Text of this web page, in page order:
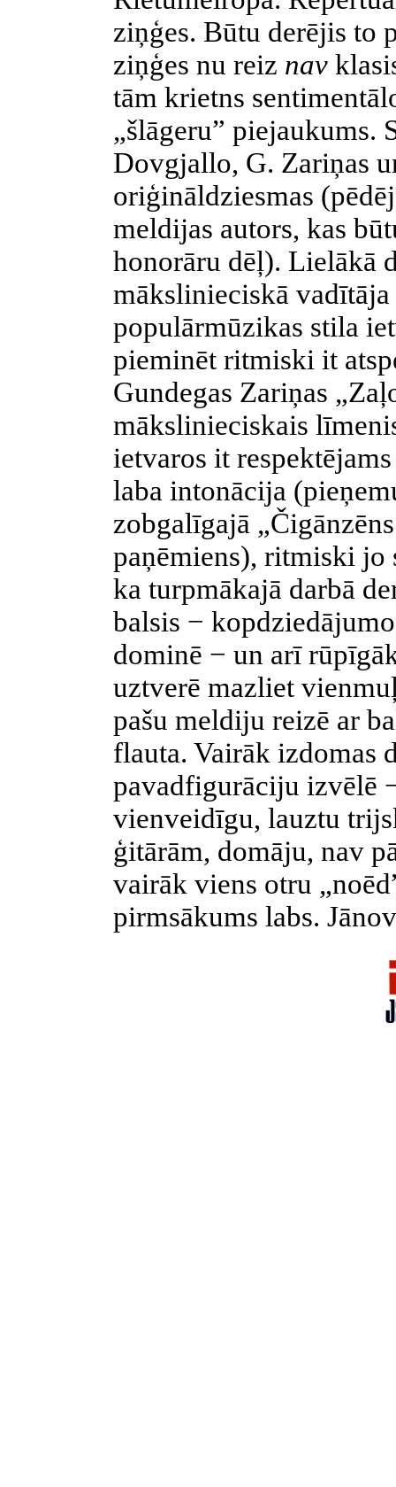
ziņģes. Būtu derējis to
ziņģes nu reiz nav
tām krietns
„šlāgeru” piejaukums.
Dovgjallo, G. Zariņas
oriģināldziesmas
meldijas autors, kas
honorāru dēļ). Lielākā
mākslinieciskā
populārmūzikas stila
pieminēt ritmiski it
Gundegas Zariņas
mākslinieciskais
ietvaros it
laba intonācija
zobgalīgajā
paņēmiens), ritmiski jo
ka turpmākajā darbā
balsis −
dominē − un arī
uztverē mazliet
pašu meldiju reizē ar
flauta. Vairāk izdomas
pavadfigurāciju izvēlē
vienveidīgu, lauztu
ģitārām, domāju, nav
vairāk viens otru
pirmsākums labs.